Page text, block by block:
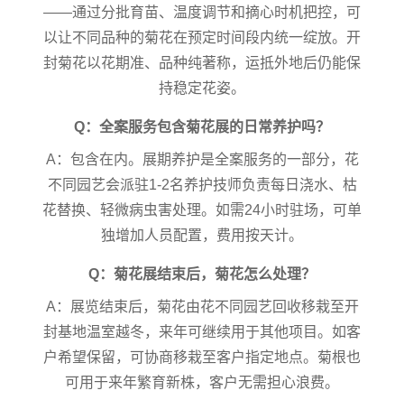
——通过分批育苗、温度调节和摘心时机把控，可
以让不同品种的菊花在预定时间段内统一绽放。开
封菊花以花期准、品种纯著称，运抵外地后仍能保
持稳定花姿。
Q：全案服务包含菊花展的日常养护吗？
A：包含在内。展期养护是全案服务的一部分，花
不同园艺会派驻1-2名养护技师负责每日浇水、枯
花替换、轻微病虫害处理。如需24小时驻场，可单
独增加人员配置，费用按天计。
Q：菊花展结束后，菊花怎么处理？
A：展览结束后，菊花由花不同园艺回收移栽至开
封基地温室越冬，来年可继续用于其他项目。如客
户希望保留，可协商移栽至客户指定地点。菊根也
可用于来年繁育新株，客户无需担心浪费。